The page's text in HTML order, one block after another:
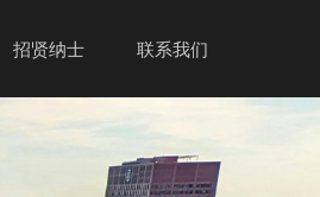
招贤纳士 联系我们